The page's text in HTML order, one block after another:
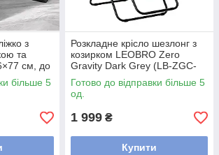
з
та
см, до
більше 5
Розкладне крісло шезлонг з
козирком LEOBRO Zero
Gravity Dark Grey (LB-ZGC-
H1-DGR)
Готово до відправки більше 5
од.
1 999 ₴
Купити